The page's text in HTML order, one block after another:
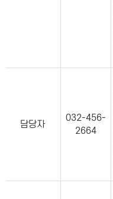
담당자
032-456-
2664